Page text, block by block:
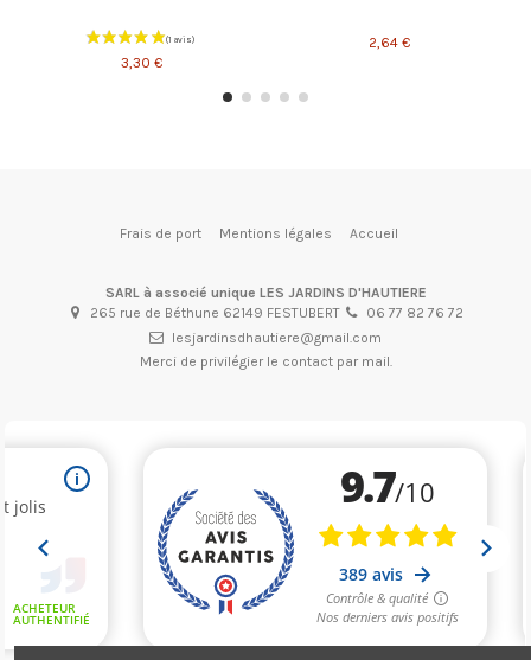
3,30 €
2,64 €
Frais de port Mentions légales Accueil
SARL à associé unique LES JARDINS D'HAUTIERE
265 rue de Béthune 62149 FESTUBERT
06 77 82 76 72
lesjardinsdhautiere@gmail.com
Merci de privilégier le contact par mail.